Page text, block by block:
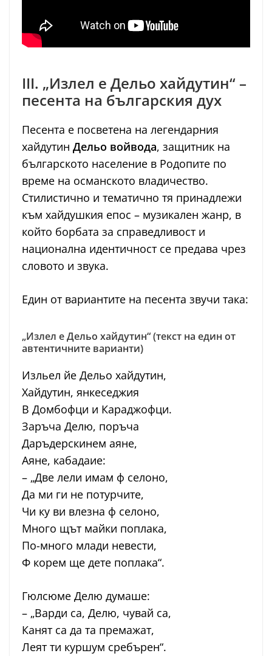
III. „Излел е Дельо хайдутин“ –
песента на българския дух
Песента е посветена на легендарния
хайдутин Дельо войвода, защитник на
българското население в Родопите по
време на османското владичество.
Стилистично и тематично тя принадлежи
към хайдушкия епос – музикален жанр, в
който борбата за справедливост и
национална идентичност се предава чрез
словото и звука.
Един от вариантите на песента звучи така:
„Излел е Дельо хайдутин“ (текст на един от
автентичните варианти)
Изльел йе Дельо хайдутин,
Хайдутин, янкеседжия
В Домбофци и Караджофци.
Заръча Делю, поръча
Даръдерскинем аяне,
Аяне, кабадаие:
– „Две лели имам ф селоно,
Да ми ги не потурчите,
Чи ку ви влезна ф селоно,
Много щът майки поплака,
По-много млади невести,
Ф корем ще дете поплака“.
Гюлсюме Делю думаше:
– „Варди са, Делю, чувай са,
Канят са да та премажат,
Леят ти куршум сребърен“.